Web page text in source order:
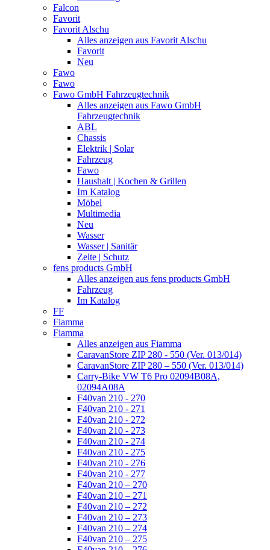
Falcon
Favorit
Favorit Alschu
Alles anzeigen aus Favorit Alschu
Favorit
Neu
Fawo
Fawo
Fawo GmbH Fahrzeugtechnik
Alles anzeigen aus Fawo GmbH
Fahrzeugtechnik
ABL
Chassis
Elektrik | Solar
Fahrzeug
Fawo
Haushalt | Kochen & Grillen
Im Katalog
Möbel
Multimedia
Neu
Wasser
Wasser | Sanitär
Zelte | Schutz
fens products GmbH
Alles anzeigen aus fens products GmbH
Fahrzeug
Im Katalog
FF
Fiamma
Fiamma
Alles anzeigen aus Fiamma
CaravanStore ZIP 280 - 550 (Ver. 013/014)
CaravanStore ZIP 280 – 550 (Ver. 013/014)
Carry-Bike VW T6 Pro 02094B08A,
02094A08A
F40van 210 - 270
F40van 210 - 271
F40van 210 - 272
F40van 210 - 273
F40van 210 - 274
F40van 210 - 275
F40van 210 - 276
F40van 210 - 277
F40van 210 – 270
F40van 210 – 271
F40van 210 – 272
F40van 210 – 273
F40van 210 – 274
F40van 210 – 275